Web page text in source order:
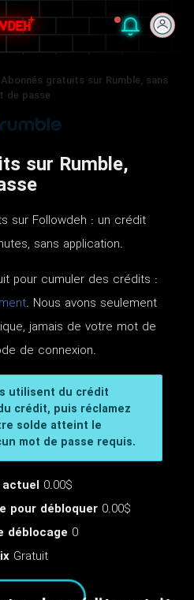
Abonnés gratuits sur Rumble, sans
de passe
sur Rumble,
sur Followdeh : un crédit
sans application.
pour cumuler des crédits :
. Nous avons seulement
jamais de votre mot de
de connexion.
utilisent du crédit
crédit, puis réclamez
solde atteint le
mot de passe requis.
0.00$
pour débloquer 0.00$
déblocage 0
Gratuit